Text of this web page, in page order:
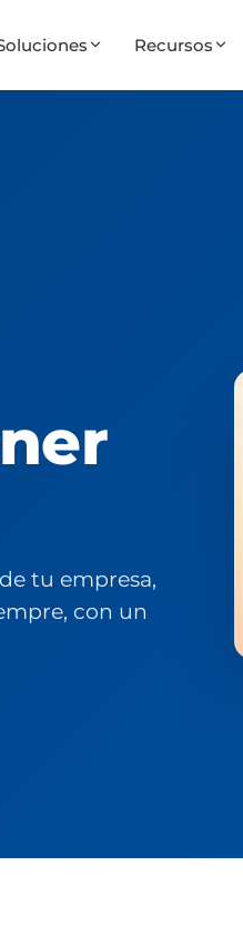
Recursos
tu empresa,
con un